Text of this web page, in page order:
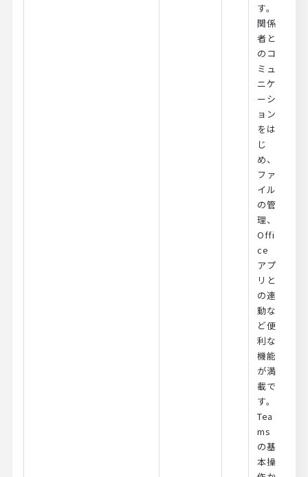
す。
関係
者と
のコ
ミュ
ニケ
ーシ
ョン
をは
じ
め、
ファ
イル
の管
理、
Offi
ce
アプ
リと
の連
動な
ど便
利な
機能
が満
載で
す。
Tea
ms
の基
本操